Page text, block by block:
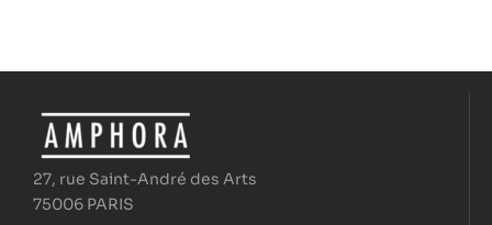
27, rue Saint-André des Arts
75006 PARIS